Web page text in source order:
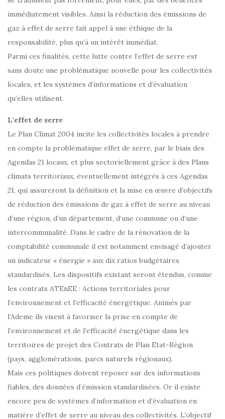
immédiatement visibles. Ainsi la réduction des émissions de
gaz à effet de serre fait appel à une éthique de la
responsabilité, plus qu’à un intérêt immédiat.
Parmi ces finalités, cette lutte contre l’effet de serre est
sans doute une problématique nouvelle pour les collectivités
locales, et les systèmes d’informations et d’évaluation
qu’elles utilisent.
L’effet de serre
Le Plan Climat 2004 incite les collectivités locales à prendre
en compte la problématique effet de serre, par le biais des
Agendas 21 locaux, et plus sectoriellement grâce à des Plans
climats territoriaux, éventuellement intégrés à ces Agendas
21, qui assureront la définition et la mise en œuvre d’objectifs
de réduction des émissions de gaz à effet de serre au niveau
d’une région, d’un département, d’une commune ou d’une
intercommunalité. Dans le cadre de la rénovation de la
comptabilité communale il est notamment envisagé d’ajouter
un indicateur « énergie » aux dix ratios budgétaires
standardisés. Les dispositifs existant seront étendus, comme
les contrats ATEnEE : Actions territoriales pour
l’environnement et l’efficacité énergétique. Animés par
l’Ademe ils visent à favoriser la prise en compte de
l’environnement et de l’efficacité énergétique dans les
territoires de projet des Contrats de Plan Etat-Région
(pays, agglomérations, parcs naturels régionaux).
Mais ces politiques doivent reposer sur des informations
fiables, des données d’émission standardisées. Or il existe
encore peu de systèmes d’information et d’évaluation en
matière d’effet de serre au niveau des collectivités. L’objectif